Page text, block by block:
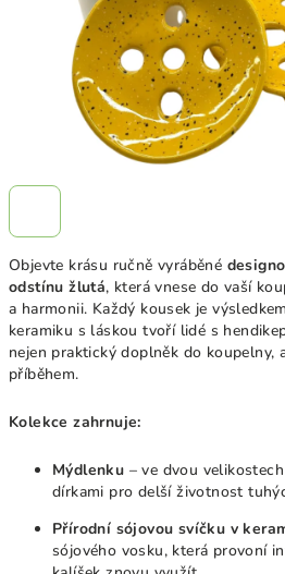
Objevte krásu ručně vyráběné
odstínu žlutá, která vnese do vaší
a harmonii. Každý kousek je
keramiku s láskou tvoří lidé s
nejen praktický doplněk do koupelny,
příběhem.
Kolekce zahrnuje:
Mýdlenku – ve dvou
dírkami pro delší životnost
Přírodní sójovou svíčku v
sójového vosku, která provoní